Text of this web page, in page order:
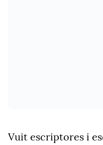
Vuit escriptores i